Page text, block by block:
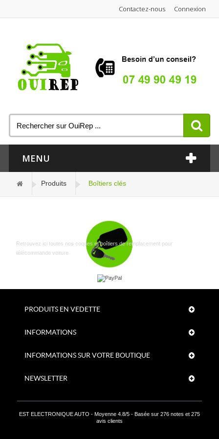
Connexion
Contactez-nous
MENU
Produits Boîtiers clés
Retrouvez ici toutes nos coques et boîtiers de remplacement pour
télécommande voiture
PRODUITS EN VEDETTE
INFORMATIONS
INFORMATIONS SUR VOTRE BOUTIQUE
NEWSLETTER
EST ELECTRONIQUE AUTO - Moyenne 4.8/5 - Basée sur 276 notes et 275
avis clients